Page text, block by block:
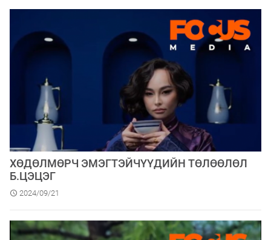
ХӨДӨЛМӨРЧ ЭМЭГТЭЙЧҮҮДИЙН ТӨЛӨӨЛӨЛ
Б.ЦЭЦЭГ
2024/09/21